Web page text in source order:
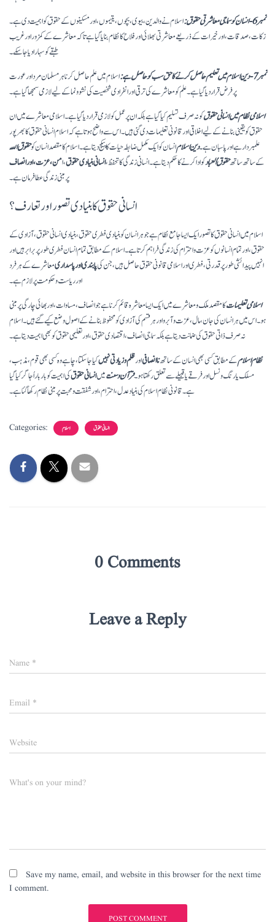
نمبر 6- انسان کو سماجی معاشرتی حقوق:
اسلام نے والدین، بیوی، بچوں، یتیموں، اور مسکینوں کے حقوق کو اہمیت دی ہے۔
زکات، صدقات، اور خیرات کے ذریعے معاشرتی بھلائی اور فلاح کا نظام بنایا گیا ہے تاکہ معاشرے کے کمزور اور غریب
طبقے کو سہارا دیا جا سکے۔
نمبر 7- دین اسلام میں تعلیم حاصل کرنے کا حق سب کو حاصل ہے:
اسلام میں علم حاصل کرنا ہر مسلمان مرد اور عورت
پر فرض قرار دیا گیا ہے۔ علم کو معاشرے کی ترقی اور انفرادی شخصیت کی نشوونما کے لیے لازمی سمجھا گیا ہے۔
اسلامی نظام میں انسانی حقوقکو نہ صرف تسلیم کیا گیا ہے بلکہ ان پر عمل کو لازمی قرار دیا گیا ہے۔ اسلامی معاشرے میں ان
حقوق کو یقینی بنانے کے لیے اخلاقی اور قانونی تعلیمات دی گئی ہیں۔ اس سے واضح ہوتا ہے کہ اسلام انسانی حقوق کا بھرپور
علمبردار ہے اور پاسبان ہے۔دین اسلامانسان کو ایک مکمل ضابطہ حیات کا پیکج دیتا ہے۔ اسلام کا مقصد انسان کوحقوق اللّہ
کے ساتھ ساتھحقوق اُلعبادکو ادا کرنے کا حکم دیتا ہے۔ انسانی زندگی کا تحفظ،انسانی بنیادی حقوق، امن، عزت، اور انصاف
پر مبنی زندگی عطا فرمان ہے۔
انسانی حقوق کا بنیادی تصور اور تعارف؟
اسلام میں انسانی حقوق کا تصور ایک ایسا جامع نظام ہے جو ہر انسان کو بنیادی فطری حقوق، بنیادی انسانی حقوق، آزادی کے
حقوق، اور تمام انسانوں کو عزت و احترام کی زندگی فراہم کرتا ہے۔ اسلام کے مطابق تمام انسان فطری طور پر برابر ہیں اور
انہیں پیدائشی طور پر قدرتی، فطری اور اسلامی قانونی حقوق حاصل ہیں، جن کیپابندی اور پاسداریمعاشرے کے ہر فرد
اور ریاست و حکومت پر لازم ہے۔
اسلامی تعلیماتکا مقصد ملک و معاشرے میں ایک ایسا معاشرہ قائم کرنا ہے جو انصاف، مساوات، اور بھائی چارگی پر مبنی
ہو۔ اس میں ہر انسان کی جان، مال، عزت و آبرو اور ہر قسم کی آزادی کو محفوظ بنانے کے اصول وضع کیے گئے ہیں۔ اسلام
نہ صرف ذاتی حقوق کی ضمانت دیتا ہے بلکہ سماجی انصاف، اقتصادی حقوق، اور تعلیمی حقوق کو بھی اہمیت دیتا ہے۔
نظام اسلامکے مطابق کسی بھی انسان کے ساتھناانصافیاورظلم و زیادتی نہیںکیا جا سکتا، چاہے وہ کسی بھی قوم، مذہب،
مسلک یا رنگ و نسل اور فرقے یا قبیلے سے تعلق رکھتا ہو۔قرآن و سنتمیںانسانی حقوقکی اہمیت کو بار بار اُجاگر کیا گیا
ہے۔ قانونی نظام اسلام کی بنیاد عدل، احترام، اور شفقت و محبت پر مبنی نظام رکھا گئا ہے۔
Categories: اسلام انسانی حقوق
0 Comments
Leave a Reply
Name *
Email *
Website
What's on your mind?
Save my name, email, and website in this browser for the next time
I comment.